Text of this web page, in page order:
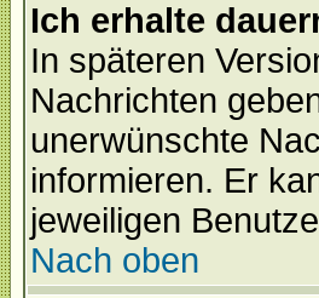
Ich erhalte
In späteren
Nachrichten
unerwünschte
informieren. Er
jeweiligen
Nach oben